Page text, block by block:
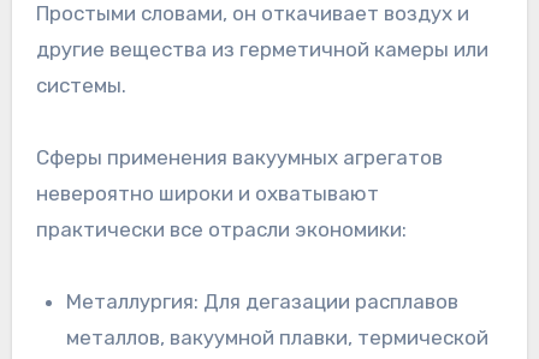
Простыми словами, он откачивает воздух и
другие вещества из герметичной камеры или
системы.
Сферы применения вакуумных агрегатов
невероятно широки и охватывают
практически все отрасли экономики:
Металлургия: Для дегазации расплавов
металлов, вакуумной плавки, термической